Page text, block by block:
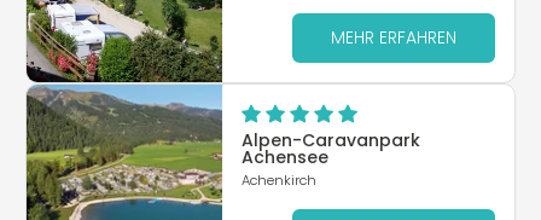
MEHR ERFAHREN
Alpen-Caravanpark
Achensee
Achenkirch